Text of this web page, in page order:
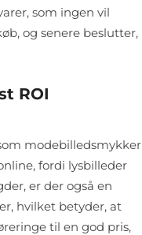
som ingen vil
og senere beslutter,
ROI
modebilledsmykker
fordi lysbilleder
er der også en
hvilket betyder, at
til en god pris,